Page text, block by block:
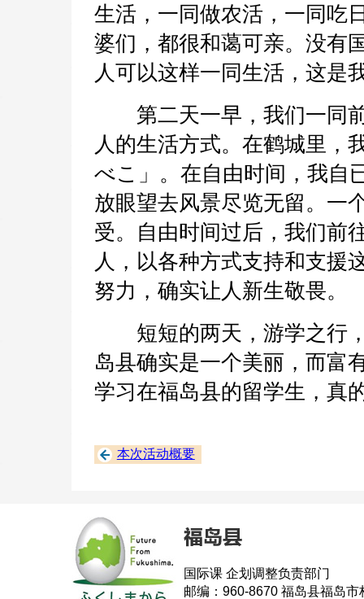
生活，一同做农活，一同吃
婆们，都很和蔼可亲。没有
人可以这样一同生活，这是
第二天一早，我们一同前
人的生活方式。在鹤城里，
べこ」。在自由时间，我自
放眼望去风景尽览无留。一
受。自由时间过后，我们前
人，以各种方式支持和支援
努力，确实让人新生敬畏。
短短的两天，游学之行，
岛县确实是一个美丽，而富
学习在福岛县的留学生，真
本次活动概要
国际课 企划调整负责部门
邮编：960-8670 福岛县福岛